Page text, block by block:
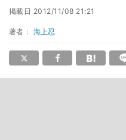
掲載日 2012/11/08 21:21
著者： 海上忍